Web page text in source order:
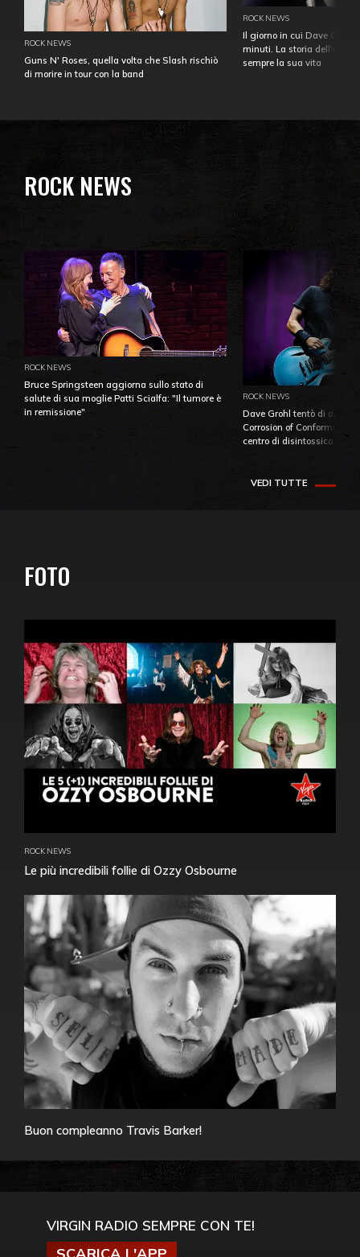
ROCK NEWS
Guns N' Roses, quella volta che Slash rischiò
di morire in tour con la band
ROCK NEWS
Il giorno in cui Dave
minuti. La storia
sempre la sua vita
ROCK NEWS
ROCK NEWS
Bruce Springsteen aggiorna sullo stato di
salute di sua moglie Patti Scialfa: "Il tumore è
in remissione"
ROCK NEWS
Dave Grohl tentò di
Corrosion of Conformity
centro di
VEDI TUTTE
FOTO
ROCK NEWS
Le più incredibili follie di Ozzy Osbourne
Buon compleanno Travis Barker!
VIRGIN RADIO SEMPRE CON TE!